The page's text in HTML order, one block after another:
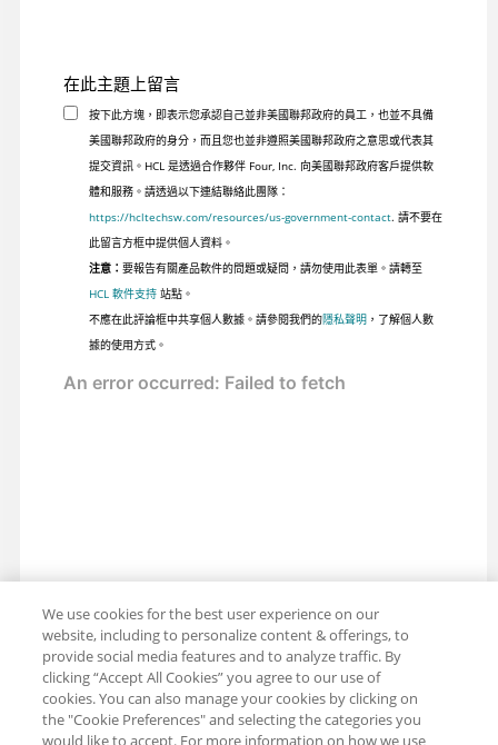
在此主題上留言
按下此方塊，即表示您承認自己並非美國聯邦政府的員工，也並不具備
美國聯邦政府的身分，而且您也並非遵照美國聯邦政府之意思或代表其
提交資訊。HCL 是透過合作夥伴 Four, Inc. 向美國聯邦政府客戶提供軟
體和服務。請透過以下連結聯絡此團隊：
https://hcltechsw.com/resources/us-government-contact. 請不要在
此留言方框中提供個人資料。
注意： 要報告有關產品軟件的問題或疑問，請勿使用此表單。請轉至
HCL 軟件支持站點。
不應在此評論框中共享個人數據。請參閱我們的隱私聲明 ，了解個人數
據的使用方式。
We use cookies for the best user experience on our
website, including to personalize content & offerings, to
provide social media features and to analyze traffic. By
clicking “Accept All Cookies” you agree to our use of
cookies. You can also manage your cookies by clicking on
the "Cookie Preferences" and selecting the categories you
would like to accept. For more information on how we use